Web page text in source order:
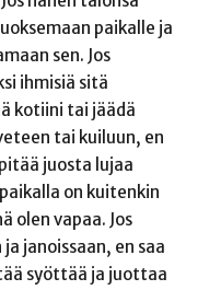
paikalle ja
sen. Jos
ihmisiä sitä
kotiini tai jäädä
tai kuiluun, en
juosta lujaa
on kuitenkin
olen vapaa. Jos
janoissaan, en saa
syöttää ja juottaa